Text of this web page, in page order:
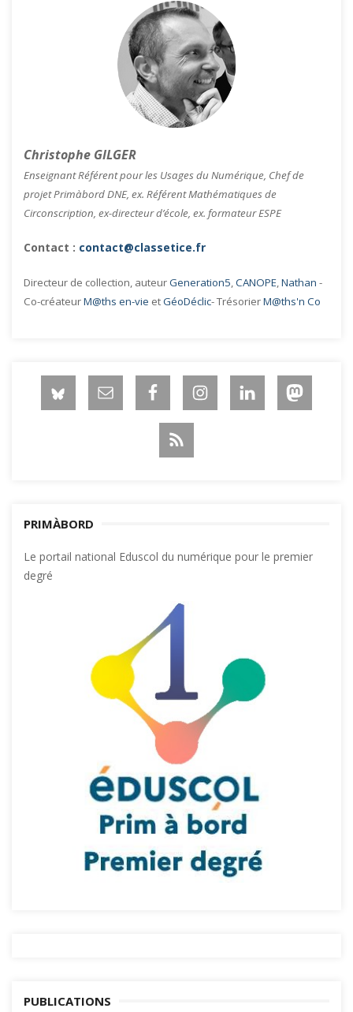
Christophe GILGER
Enseignant Référent pour les Usages du Numérique, Chef de
projet Primàbord DNE, ex. Référent Mathématiques de
Circonscription, ex-directeur d’école, ex. formateur ESPE
Contact : contact@classetice.fr
Directeur de collection, auteurGeneration5,CANOPE,Nathan -
Co-créateurM@ths en-vie etGéoDéclic- TrésorierM@ths'n Co
PRIMÀBORD
Le portail national Eduscol du numérique pour le premier
degré
PUBLICATIONS